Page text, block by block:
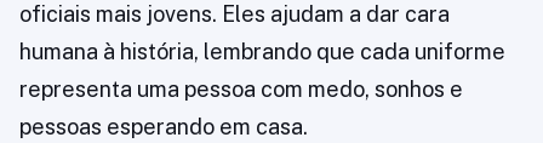
oficiais mais jovens. Eles ajudam a dar cara
humana à história, lembrando que cada uniforme
representa uma pessoa com medo, sonhos e
pessoas esperando em casa.